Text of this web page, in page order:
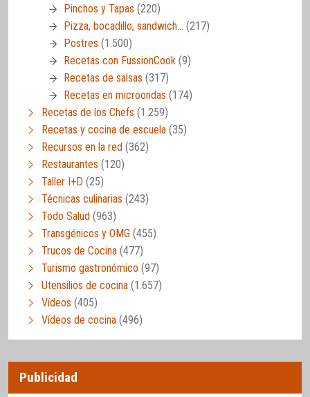
Pinchos y Tapas (220)
Pizza, bocadillo, sandwich… (217)
Postres (1.500)
Recetas con FussionCook (9)
Recetas de salsas (317)
Recetas en microondas (174)
Recetas de los Chefs (1.259)
Recetas y cocina de escuela (35)
Recursos en la red (362)
Restaurantes (120)
Taller I+D (25)
Técnicas culinarias (243)
Todo Salud (963)
Transgénicos y OMG (455)
Trucos de Cocina (477)
Turismo gastronómico (97)
Utensilios de cocina (1.657)
Vídeos (405)
Vídeos de cocina (496)
Publicidad